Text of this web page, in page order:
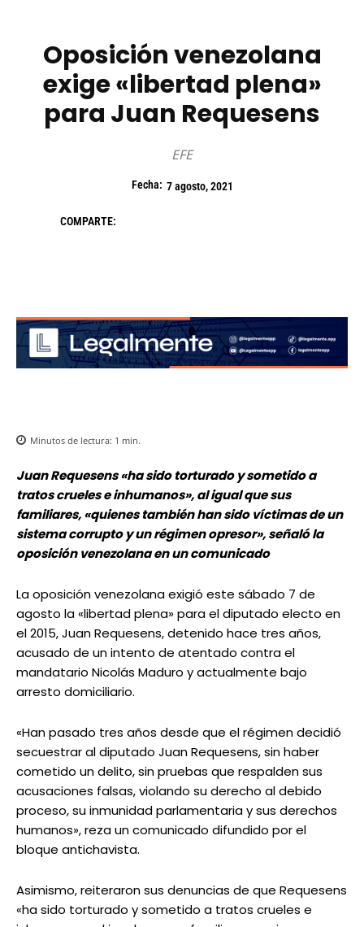
Oposición venezolana
exige «libertad plena»
para Juan Requesens
EFE
Fecha: 7 agosto, 2021
COMPARTE:
Minutos de lectura: 1 min.
Juan Requesens «ha sido torturado y sometido a
tratos crueles e inhumanos», al igual que sus
familiares, «quienes también han sido víctimas de un
sistema corrupto y un régimen opresor», señaló la
oposición venezolana en un comunicado
La oposición venezolana exigió este sábado 7 de
agosto la «libertad plena» para el diputado electo en
el 2015, Juan Requesens, detenido hace tres años,
acusado de un intento de atentado contra el
mandatario Nicolás Maduro y actualmente bajo
arresto domiciliario.
«Han pasado tres años desde que el régimen decidió
secuestrar al diputado Juan Requesens, sin haber
cometido un delito, sin pruebas que respalden sus
acusaciones falsas, violando su derecho al debido
proceso, su inmunidad parlamentaria y sus derechos
humanos», reza un comunicado difundido por el
bloque antichavista.
Asimismo, reiteraron sus denuncias de que Requesens
«ha sido torturado y sometido a tratos crueles e